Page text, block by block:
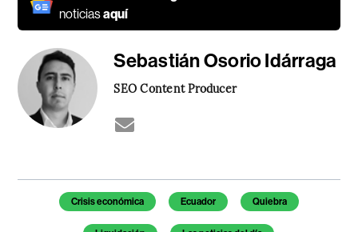
noticiasaquí
Sebastián Osorio Idárraga
SEO Content Producer
Temas de este artículo
Crisis económica Ecuador Quiebra